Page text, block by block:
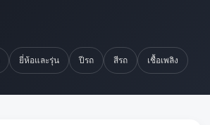
ยี่ห้อและรุ่น ปีรถ สีรถ เชื้อเพลิง